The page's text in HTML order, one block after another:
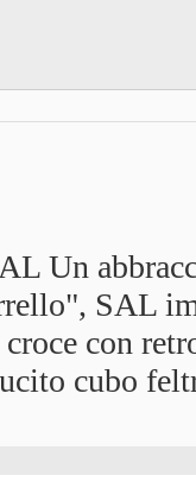
Un
SAL
con
cubo